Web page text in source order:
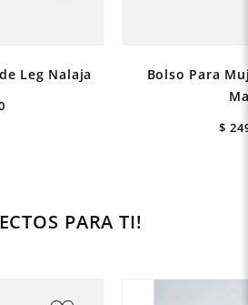
Leg Nalaja
Bolso Para
$
PARA TI!